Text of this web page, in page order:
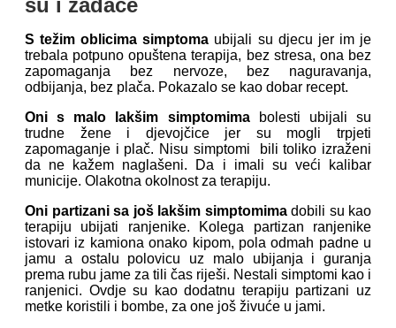
su i zadaće
S težim oblicima simptoma ubijali su djecu jer im je
trebala potpuno opuštena terapija, bez stresa, ona bez
zapomaganja bez nervoze, bez naguravanja,
odbijanja, bez plača. Pokazalo se kao dobar recept.
Oni s
malo lakšim simptomimabolesti ubijali su
trudne žene i djevojčice jer su mogli trpjeti
zapomaganje i plač. Nisu simptomi bili toliko izraženi
da ne kažem naglašeni. Da i imali su veći kalibar
municije. Olakotna okolnost za terapiju.
Oni partizani sa još lakšim simptomimadobili su kao
terapiju ubijati ranjenike. Kolega partizan ranjenike
istovari iz kamiona onako kipom, pola odmah padne u
jamu a ostalu polovicu uz malo ubijanja i guranja
prema rubu jame za tili čas riješi. Nestali simptomi kao i
ranjenici. Ovdje su kao dodatnu terapiju partizani uz
metke koristili i bombe, za one još živuće u jami.